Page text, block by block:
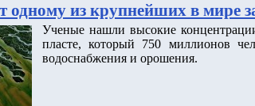
одному из крупнейших в мире
Ученые нашли высокие
пласте, который 750 миллионов
водоснабжения и орошения.